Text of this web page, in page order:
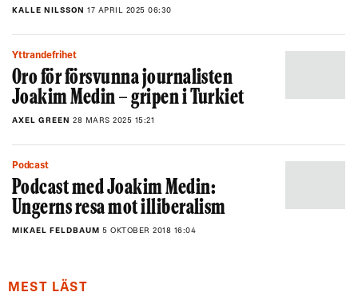
KALLE NILSSON 17 APRIL 2025 06:30
Yttrandefrihet
Oro för försvunna journalisten
Joakim Medin – gripen i Turkiet
AXEL GREEN 28 MARS 2025 15:21
Podcast
Podcast med Joakim Medin:
Ungerns resa mot illiberalism
MIKAEL FELDBAUM 5 OKTOBER 2018 16:04
MEST LÄST